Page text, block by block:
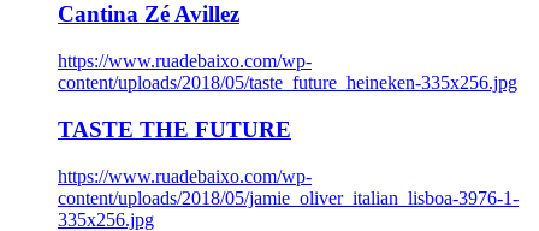
Cantina Zé Avillez
https://www.ruadebaixo.com/wp-
content/uploads/2018/05/taste_future_heineken-335x256.jpg
TASTE THE FUTURE
https://www.ruadebaixo.com/wp-
content/uploads/2018/05/jamie_oliver_italian_lisboa-3976-1-
335x256.jpg